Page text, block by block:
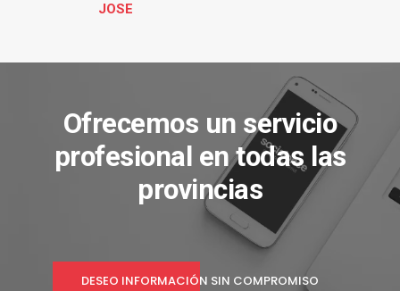
JOSE
Ofrecemos un servicio
profesional en todas las
provincias
DESEO INFORMACIÓN SIN COMPROMISO